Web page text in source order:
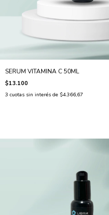
SERUM VITAMINA C 50ML
$13.100
3 cuotas sin interés de $4.366,67